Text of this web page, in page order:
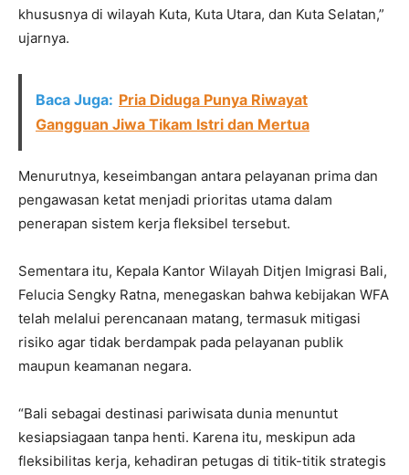
khususnya di wilayah Kuta, Kuta Utara, dan Kuta Selatan,”
ujarnya.
Baca Juga: Pria Diduga Punya Riwayat
Gangguan Jiwa Tikam Istri dan Mertua
Menurutnya, keseimbangan antara pelayanan prima dan
pengawasan ketat menjadi prioritas utama dalam
penerapan sistem kerja fleksibel tersebut.
Sementara itu, Kepala Kantor Wilayah Ditjen Imigrasi Bali,
Felucia Sengky Ratna, menegaskan bahwa kebijakan WFA
telah melalui perencanaan matang, termasuk mitigasi
risiko agar tidak berdampak pada pelayanan publik
maupun keamanan negara.
“Bali sebagai destinasi pariwisata dunia menuntut
kesiapsiagaan tanpa henti. Karena itu, meskipun ada
fleksibilitas kerja, kehadiran petugas di titik-titik strategis